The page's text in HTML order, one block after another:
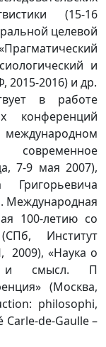
(15-16
целевой
и
2015-2016) и др.
в работе
конференций
современное
7-9 мая 2007),
Международная
100-летию со
Институт
2009), «Наука о
и смысл. П
(Москва,
philosophi,
de-Gaulle –